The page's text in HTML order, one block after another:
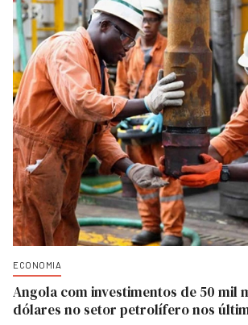
ECONOMIA
Angola com investimentos de 50 mil
dólares no setor petrolífero nos